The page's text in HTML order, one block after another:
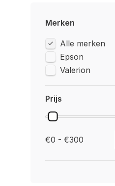
Merken
Alle merken
Epson
Valerion
Prijs
€0 - €300